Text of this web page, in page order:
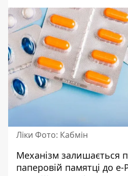
Ліки Фото: Кабмін
Механізм залишається
паперовій памятці до е-